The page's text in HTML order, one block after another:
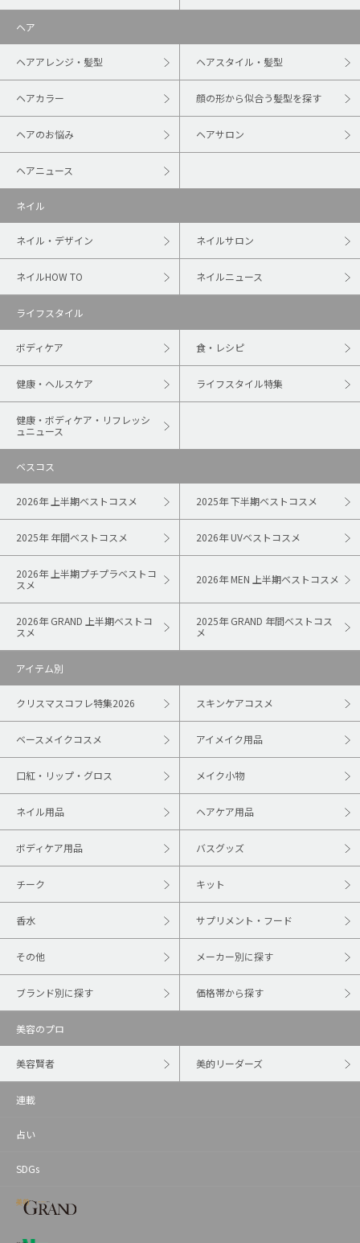
ヘア
ヘアアレンジ・髪型 ヘアスタイル・髪型
ヘアカラー 顔の形から似合う髪型を探す
ヘアのお悩み ヘアサロン
ヘアニュース
ネイル
ネイル・デザイン ネイルサロン
ネイルHOW TO ネイルニュース
ライフスタイル
ボディケア 食・レシピ
健康・ヘルスケア ライフスタイル特集
健康・ボディケア・リフレッシ
ュニュース
ベスコス
2026年 上半期ベストコスメ 2025年 下半期ベストコスメ
2025年 年間ベストコスメ 2026年 UVベストコスメ
2026年 上半期プチプラベストコ
スメ
2026年 MEN 上半期ベストコスメ
2026年 GRAND 上半期ベストコ
スメ
2025年 GRAND 年間ベストコス
メ
アイテム別
クリスマスコフレ特集2026 スキンケアコスメ
ベースメイクコスメ アイメイク用品
口紅・リップ・グロス メイク小物
ネイル用品 ヘアケア用品
ボディケア用品 バスグッズ
チーク キット
香水 サプリメント・フード
その他 メーカー別に探す
ブランド別に探す 価格帯から探す
美容のプロ
美容賢者 美的リーダーズ
連載
占い
SDGs